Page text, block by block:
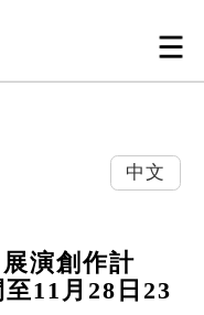
中文
演創作計
11月28日23